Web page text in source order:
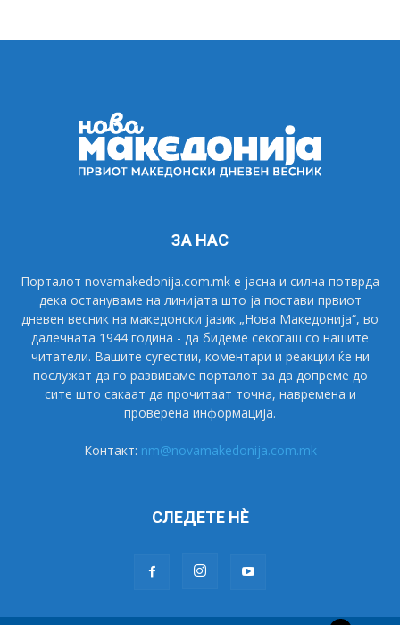
ЗА НАС
Порталот novamakedonija.com.mk е јасна и силна потврда
дека остануваме на линијата што ја постави првиот
дневен весник на македонски јазик „Нова Македонија“, во
далечната 1944 година - да бидеме секогаш со нашите
читатели. Вашите сугестии, коментари и реакции ќе ни
послужат да го развиваме порталот за да допреме до
сите што сакаат да прочитаат точна, навремена и
проверена информација.
Контакт: nm@novamakedonija.com.mk
СЛЕДЕТЕ НÈ